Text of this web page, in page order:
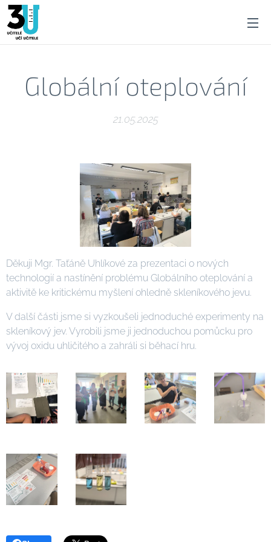
Globální oteplování
21.05.2025
Děkuji Mgr. Taťáně Uhlíkové za prezentaci o nových
technologií a nastínění problému Globálního oteplování a
aktivitě ke kritickému myšlení ohledně skleníkového jevu.
V další části jsme si vyzkoušeli jednoduché experimenty na
skleníkový jev. Vyrobili jsme ji jednoduchou pomůcku pro
vývoj oxidu uhličitého a zahráli si běhací hru.